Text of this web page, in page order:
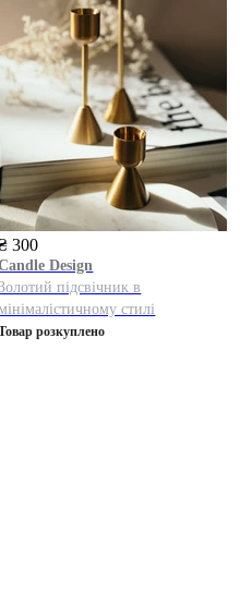
300
Design
підсвічник в
стилі
розкуплено